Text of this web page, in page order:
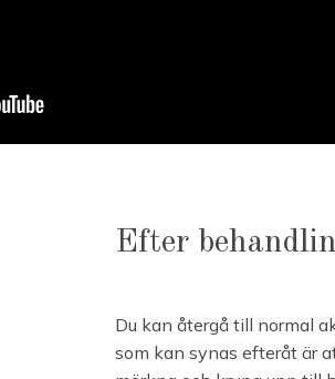
Efter
Du kan återgå till normal
som kan synas efteråt är